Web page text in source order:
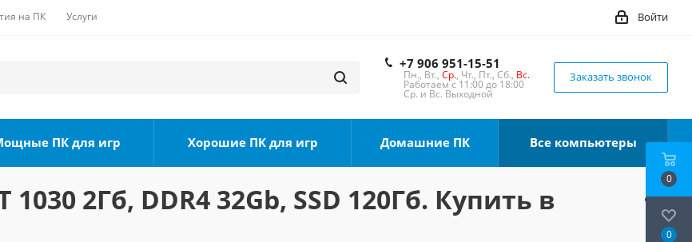
на ПК Услуги Войти
+7 906 951-15-51
Пн., Вт., Ср., Чт., Пт., Сб., Вс.
Работаем с 11:00 до 18:00
Ср. и Вс. Выходной
Заказать звонок
ПК для игр Хорошие ПК для игр Домашние ПК Все компьютеры
2Гб, DDR4 32Gb, SSD 120Гб. Купить в
0
0